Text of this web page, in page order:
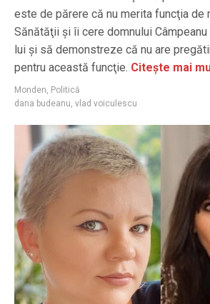
este de părere că nu merita funcţia de
Sănătăţii şi îi cere domnului
lui şi să demonstreze că nu are
pentru această funcţie. Citește mai
Monden, Politică
dana budeanu, vlad voiculescu